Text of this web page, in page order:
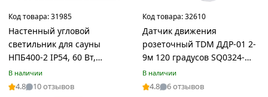
Код товара:31985
Настенный угловой
светильник для сауны
НПБ400-2 IP54, 60 Вт,
белый, SQ0303-0050
В наличии
4.8 10 отзывов
Код товара:32610
Датчик движения
розеточный TDM ДДР-01 2-
9м 120 градусов SQ0324-
0027
В наличии
4.8 6 отзывов